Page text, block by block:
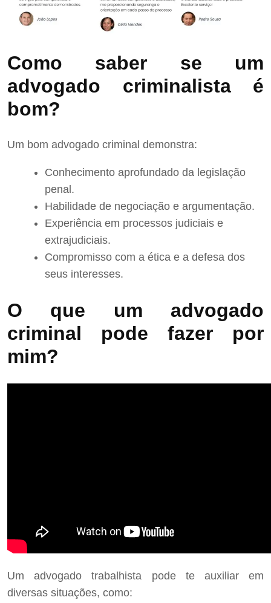
Como saber se um
advogado criminalista é
bom?
Um bom advogado criminal demonstra:
Conhecimento aprofundado da legislação
penal.
Habilidade de negociação e argumentação.
Experiência em processos judiciais e
extrajudiciais.
Compromisso com a ética e a defesa dos
seus interesses.
O que um advogado
criminal pode fazer por
mim?
Um advogado trabalhista pode te auxiliar em
diversas situações, como: